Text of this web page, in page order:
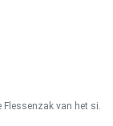
Water-vullend Rubber van de de Flessenzak van het siliconewarme water Heet Warm de Hittepak